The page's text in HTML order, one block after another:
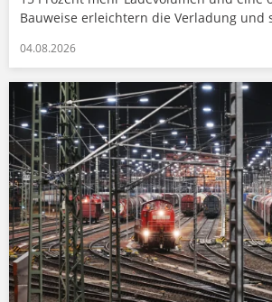
Bauweise erleichtern die Verladung und
04.08.2026